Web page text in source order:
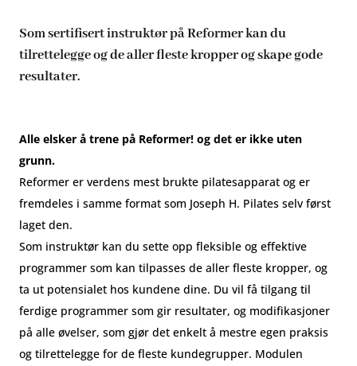
Som sertifisert instruktør på Reformer kan du
tilrettelegge og de aller fleste kropper og skape gode
resultater.
Alle elsker å trene på Reformer! og det er ikke uten
grunn.
Reformer er verdens mest brukte pilatesapparat og er
fremdeles i samme format som Joseph H. Pilates selv først
laget den.
Som instruktør kan du sette opp fleksible og effektive
programmer som kan tilpasses de aller fleste kropper, og
ta ut potensialet hos kundene dine. Du vil få tilgang til
ferdige programmer som gir resultater, og modifikasjoner
på alle øvelser, som gjør det enkelt å mestre egen praksis
og tilrettelegge for de fleste kundegrupper. Modulen